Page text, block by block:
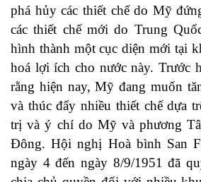
phá hủy các thiết chế do Mỹ
các thiết chế mới do Trung
hình thành một cục diện mới tại
hoá lợi ích cho nước này. Trước
rằng hiện nay, Mỹ đang muốn
và thúc đẩy nhiều thiết chế dựa
trị và ý chí do Mỹ và phương
Đông. Hội nghị Hoà bình San
ngày 4 đến ngày 8/9/1951 đã